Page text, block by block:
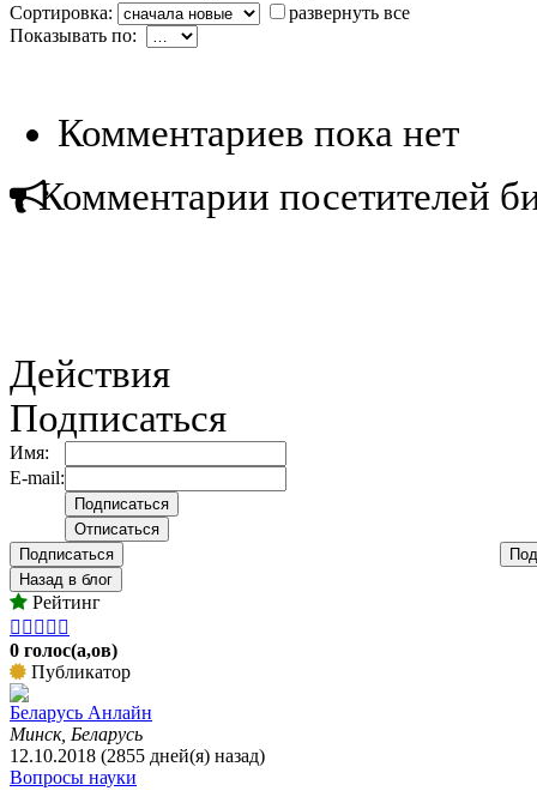
Сортировка:
развернуть все
Показывать по:
Комментариев пока нет
Комментарии посетителей
Действия
Подписаться
Имя:
E-mail:
Подписаться
Назад в блог
Рейтинг
    
0 голос(а,ов)
Публикатор
Беларусь Анлайн
Минск, Беларусь
12.10.2018 (2855 дней(я) назад)
Вопросы науки